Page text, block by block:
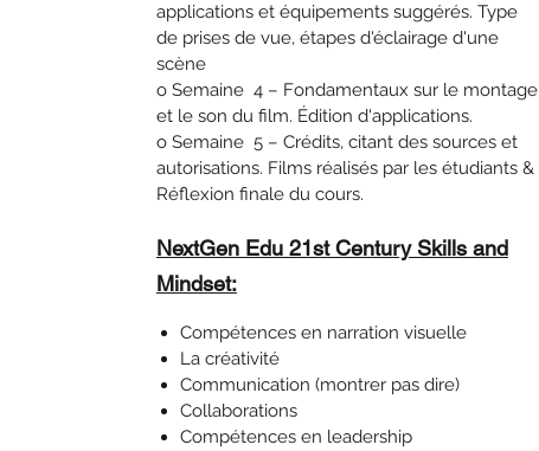
applications et équipements suggérés. Type
de prises de vue, étapes d'éclairage d'une
scène
o Semaine 4 – Fondamentaux sur le montage
et le son du film. Édition d'applications.
o Semaine 5 – Crédits, citant des sources et
autorisations. Films réalisés par les étudiants &
Réflexion finale du cours.
NextGen Edu 21st Century Skills and
Mindset:
Compétences en narration visuelle
La créativité
Communication (montrer pas dire)
Collaborations
Compétences en leadership